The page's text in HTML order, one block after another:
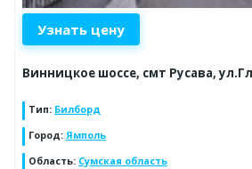
Узнать цену
Винницкое шоссе, смт Русава,
Тип: Билборд
Город: Ямполь
Область: Сумская область